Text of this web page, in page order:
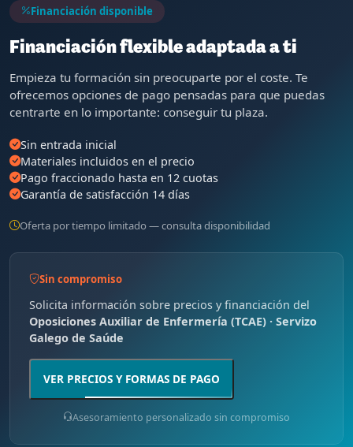
Financiación disponible
Financiación flexible adaptada a ti
Empieza tu formación sin preocuparte por el coste. Te
ofrecemos opciones de pago pensadas para que puedas
centrarte en lo importante: conseguir tu plaza.
Sin entrada inicial
Materiales incluidos en el precio
Pago fraccionado hasta en 12 cuotas
Garantía de satisfacción 14 días
Oferta por tiempo limitado — consulta disponibilidad
Sin compromiso
Solicita información sobre precios y financiación del
Oposiciones Auxiliar de Enfermería (TCAE) · Servizo
Galego de Saúde
VER PRECIOS Y FORMAS DE PAGO
Asesoramiento personalizado sin compromiso